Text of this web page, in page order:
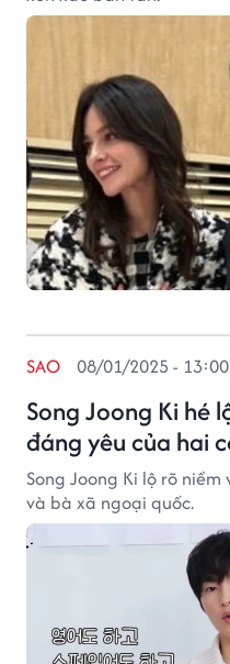
Song Joong Ki hé
đáng yêu của hai
SAO 08/01/2025 - 13:00
Song Joong Ki lộ rõ
và bà xã ngoại quốc.